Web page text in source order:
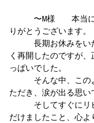
〜M様　　本当に
りがとうございます。
長期お休みをいた
く再開したのですが
っぱいでした。
そんな中、このよ
ただき、涙が出る思い
そしてすぐにリピ
だけましたこと、心よ